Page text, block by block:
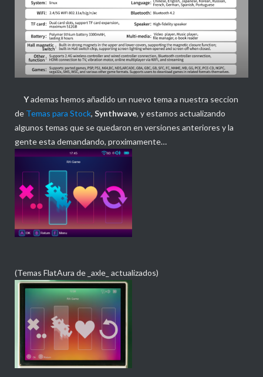
Yademas hemos añadido un nuevo tema a nuestra seccion
de Temas para Stock, Synthwave, y estamos actualizando
algunos temas que se quedaron en versiones anteriores y la
gente esta demandando, proximamente…
(Temas FlatAura de _axle_ actualizados)